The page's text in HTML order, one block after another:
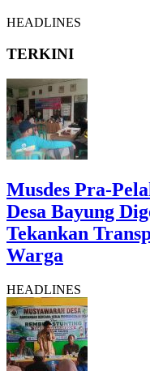
HEADLINES
TERKINI
Musdes Pra-
Desa Bayung
Tekankan
Warga
HEADLINES